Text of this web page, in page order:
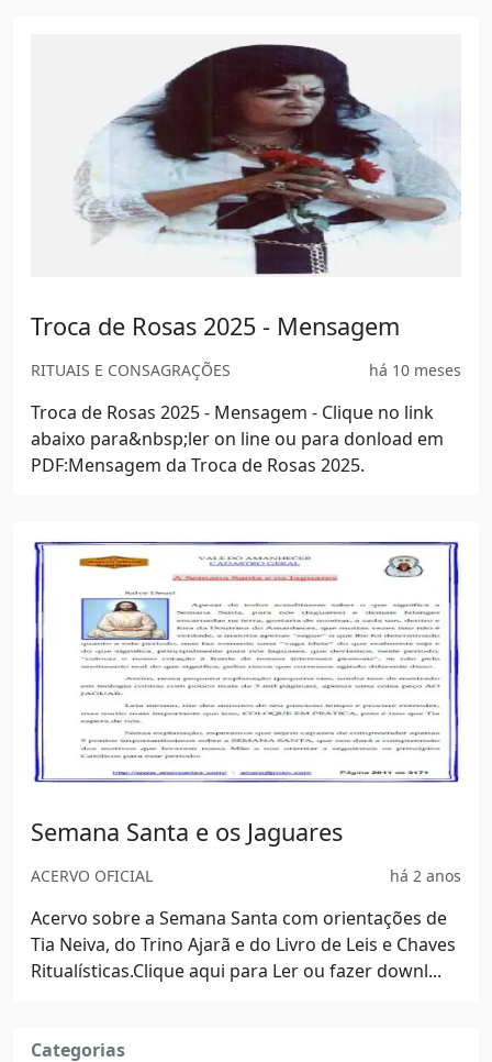
Cadastro Geral - Instalação e
Atualização
Ger Local do Zero ou instalar a atualização mais
Troca de Rosas 2025 - Mensagem
RITUAIS E CONSAGRAÇÕES há 10 meses
abaixo para&nbsp;ler on line ou para donload em